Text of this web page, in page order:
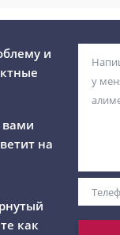
и
вами
на
как